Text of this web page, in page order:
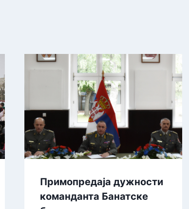
Примопредаја дужности
команданта Банатске